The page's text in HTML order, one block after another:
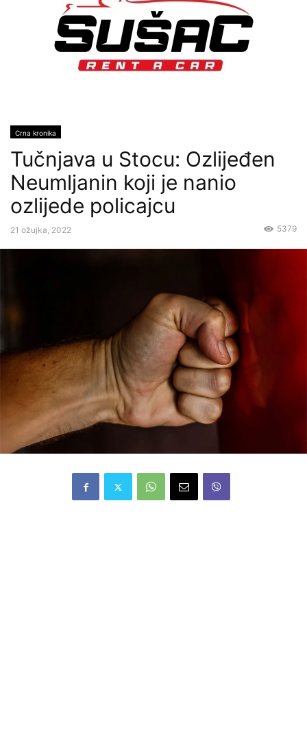
Crna kronika
Tučnjava u Stocu: Ozlijeđen
Neumljanin koji je nanio
ozlijede policajcu
21 ožujka, 2022 5379